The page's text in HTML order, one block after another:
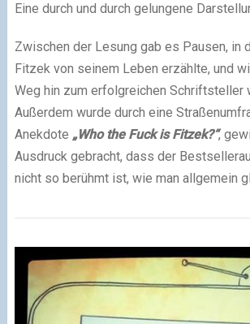
Eine durch und durch gelungene
Zwischen der Lesung gab es Pausen, in
Fitzek von seinem Leben erzählte, und
Weg hin zum erfolgreichen Schriftsteller
Außerdem wurde durch eine
Anekdote „Who the Fuck is Fitzek?“,
Ausdruck gebracht, dass der
nicht so berühmt ist, wie man allgemein